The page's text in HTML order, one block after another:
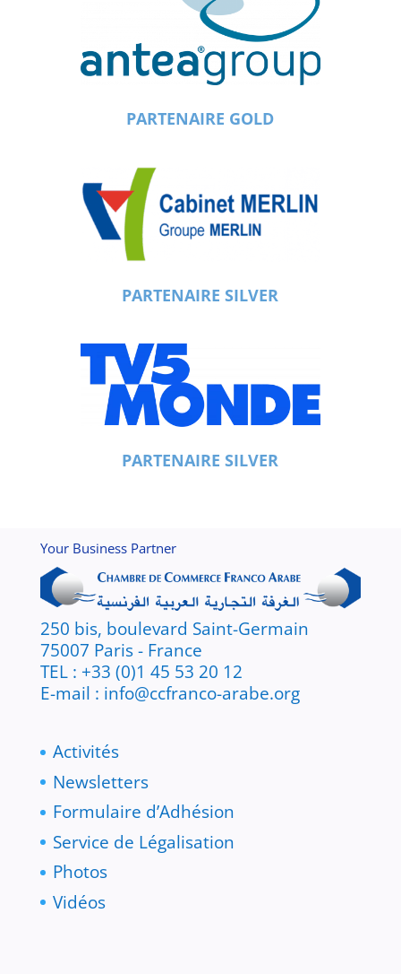
PARTENAIRE GOLD
PARTENAIRE SILVER
PARTENAIRE SILVER
Your Business Partner
250 bis, boulevard Saint-Germain
75007 Paris - France
TEL : +33 (0)1 45 53 20 12
E-mail : info@ccfranco-arabe.org
Activités
Newsletters
Formulaire d’Adhésion
Service de Légalisation
Photos
Vidéos